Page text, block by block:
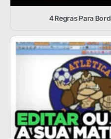
4 Regras Para